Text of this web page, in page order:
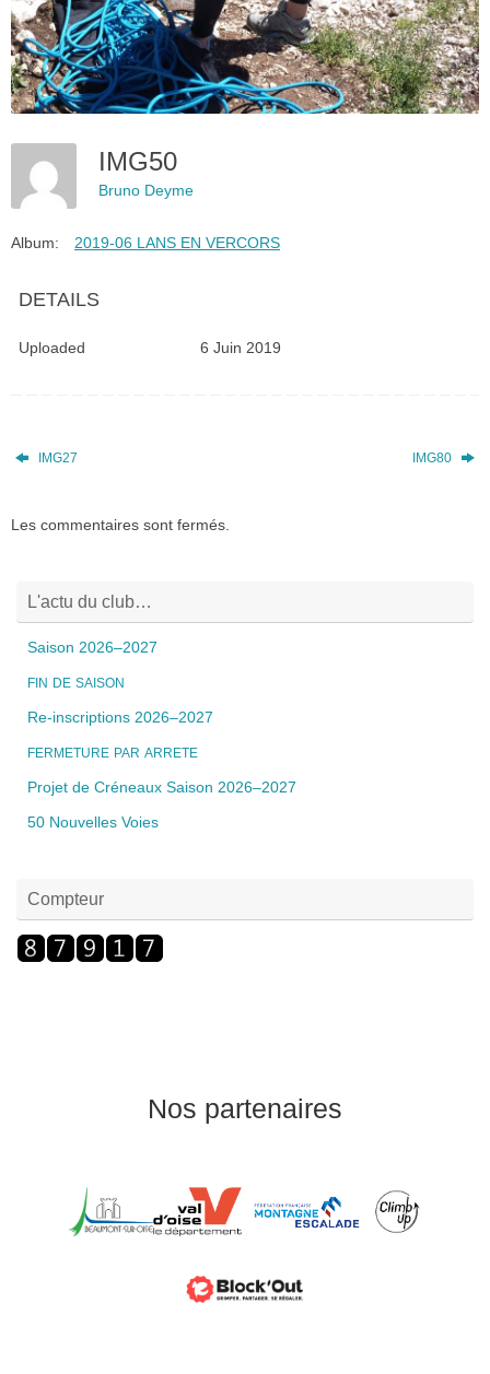
IMG50
Bruno Deyme
Album: 2019-06 LANS EN VERCORS
DETAILS
Uploaded 6 Juin 2019
IMG27 IMG80
Les commentaires sont fermés.
L'actu du club…
Saison 2026–2027
FIN DE SAISON
Re-inscriptions 2026–2027
FERMETURE PAR ARRETE
Projet de Créneaux Saison 2026–2027
50 Nouvelles Voies
Compteur
Nos partenaires